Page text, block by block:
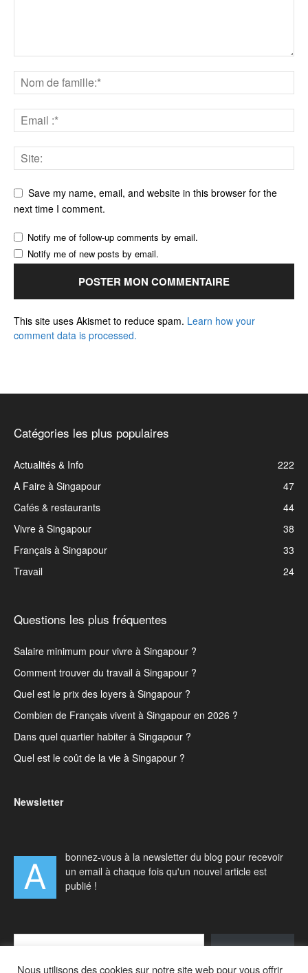
Save my name, email, and website in this browser for the
next time I comment.
Notify me of follow-up comments by email.
Notify me of new posts by email.
This site uses Akismet to reduce spam. Learn how your
comment data is processed.
Catégories les plus populaires
Actualités & Info
222
A Faire à Singapour
47
Cafés & restaurants
44
Vivre à Singapour
38
Français à Singapour
33
Travail
24
Questions les plus fréquentes
Salaire minimum pour vivre à Singapour ?
Comment trouver du travail à Singapour ?
Quel est le prix des loyers à Singapour ?
Combien de Français vivent à Singapour en 2026 ?
Dans quel quartier habiter à Singapour ?
Quel est le coût de la vie à Singapour ?
Newsletter
A
bonnez-vous à la newsletter du blog pour recevoir
un email à chaque fois qu'un nouvel article est
publié !
Type your email…
S'abonner
Nous utilisons des cookies sur notre site web pour vous offrir